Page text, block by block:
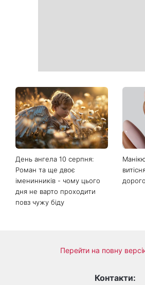
День ангела 10 серпня:
Роман та ще двоє
іменинників - чому цього
дня не варто проходити
повз чужу біду
Перейти на повну
Контакти: